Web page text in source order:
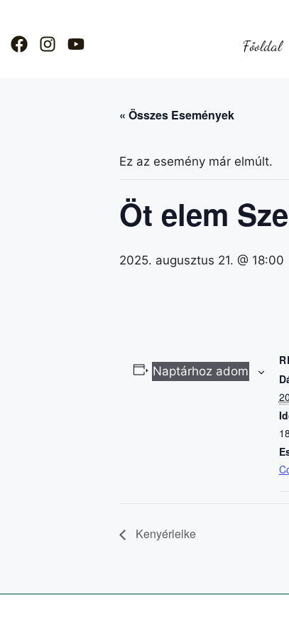
Főoldal
« Összes Események
Ez az esemény már elmúlt.
Öt elem
2025. augusztus 21. @ 18:00
Naptárhoz adom
Kenyérlelke